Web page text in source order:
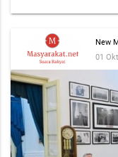
New
01